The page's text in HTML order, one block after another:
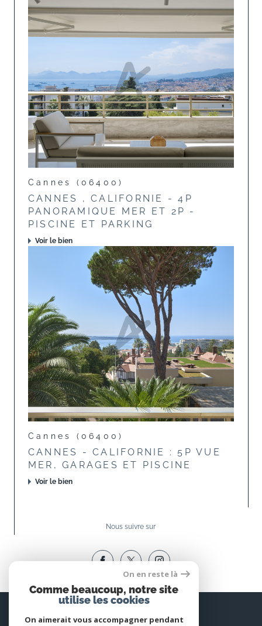
Cannes (06400)
CANNES , CALIFORNIE - 4P
PANORAMIQUE MER ET 2P -
PISCINE ET PARKING
Voir le bien
Cannes (06400)
CANNES - CALIFORNIE : 5P VUE
MER, GARAGES ET PISCINE
Voir le bien
Nous suivre sur
Espace
PROPRIÉTAIRE
On en reste là
Comme beaucoup, notre site
utilise les cookies
On aimerait vous accompagner pendant